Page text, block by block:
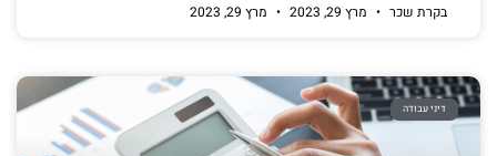
בקרת שכר
מרץ 29, 2023 מרץ 29, 2023
דיני עבודה